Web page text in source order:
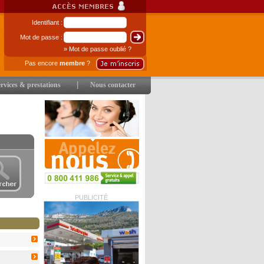
Identifiant :
Mot de passe :
» Mot de passe oublié ?
Pas encore membre ?
& prestations Nous contacter
PUBLICITÉ